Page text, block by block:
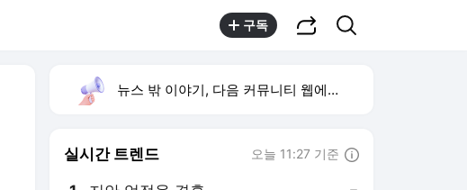
구독
뉴스 밖 이야기, 다음 커뮤니티 웹에서 보기
실시간 트렌드 오늘 11:27 기준